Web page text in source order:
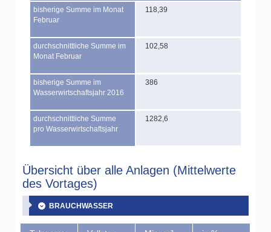
bisherige Summe im Monat
Februar
118,39
durchschnittliche Summe im
Monat Februar
102,58
bisherige Summe im
Wasserwirtschaftsjahr 2016
386
durchschnittliche Summe
pro Wasserwirtschaftsjahr
1282,6
Übersicht über alle Anlagen (Mittelwerte
des Vortages)
BRAUCHWASSER